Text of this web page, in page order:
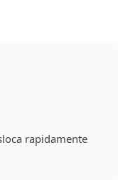
rapidamente